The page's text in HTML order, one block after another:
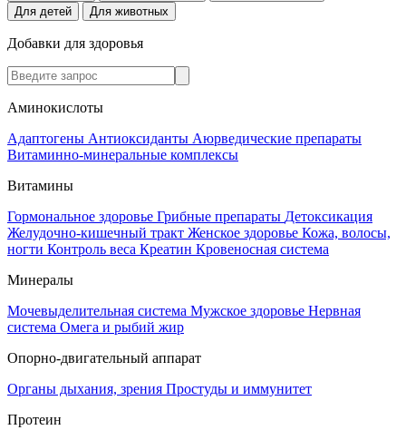
Для детей
Для животных
Добавки для здоровья
Аминокислоты
Адаптогены Антиоксиданты Аюрведические препараты
Витаминно-минеральные комплексы
Витамины
Гормональное здоровье Грибные препараты Детоксикация
Желудочно-кишечный тракт Женское здоровье Кожа, волосы,
ногти Контроль веса Креатин Кровеносная система
Минералы
Мочевыделительная система Мужское здоровье Нервная
система Омега и рыбий жир
Опорно-двигательный аппарат
Органы дыхания, зрения Простуды и иммунитет
Протеин